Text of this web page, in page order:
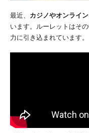
最近、 カジノやオンライ
います。ルーレットはそ
力に引き込まれています。